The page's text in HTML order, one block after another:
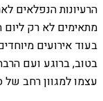
הרעיונות הנפלאים
מתאימים לא רק
בעוד אירועים
בטוב, ברוגע ועם
עצמו למגוון רחב של